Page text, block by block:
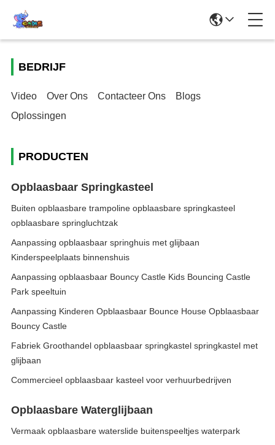
BEDRIJF
Video Over Ons Contacteer Ons
Blogs
Oplossingen
PRODUCTEN
Opblaasbaar Springkasteel
Buiten opblaasbare trampoline opblaasbare springkasteel
opblaasbare springluchtzak
Aanpassing opblaasbaar springhuis met glijbaan
Kinderspeelplaats binnenshuis
Aanpassing opblaasbaar Bouncy Castle Kids Bouncing Castle
Park speeltuin
Aanpassing Kinderen Opblaasbaar Bounce House Opblaasbaar
Bouncy Castle
Fabriek Groothandel opblaasbaar springkastel springkastel met
glijbaan
Commercieel opblaasbaar kasteel voor verhuurbedrijven
Opblaasbare Waterglijbaan
Vermaak opblaasbare waterslide buitenspeeltjes waterpark